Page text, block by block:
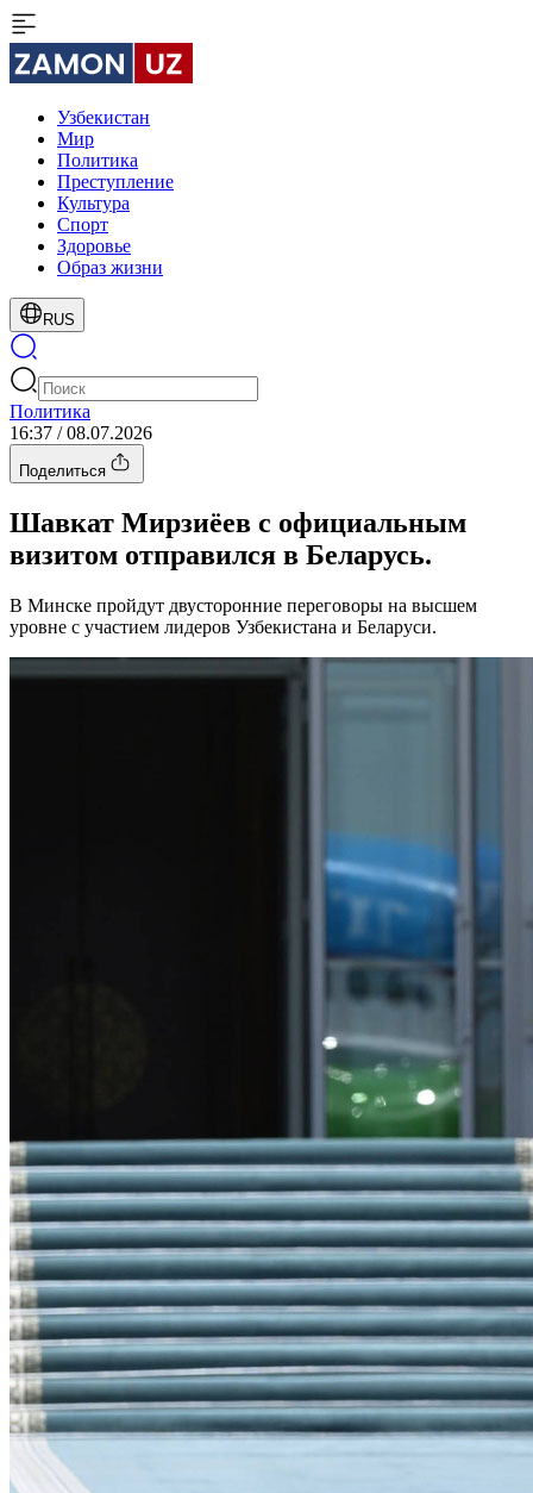
Узбекистан
Мир
Политика
Преступление
Культура
Спорт
Здоровье
Образ жизни
RUS
Политика
16:37 / 08.07.2026
Поделиться
Шавкат Мирзиёев с официальным
визитом отправился в Беларусь.
В Минске пройдут двусторонние переговоры на высшем
уровне с участием лидеров Узбекистана и Беларуси.